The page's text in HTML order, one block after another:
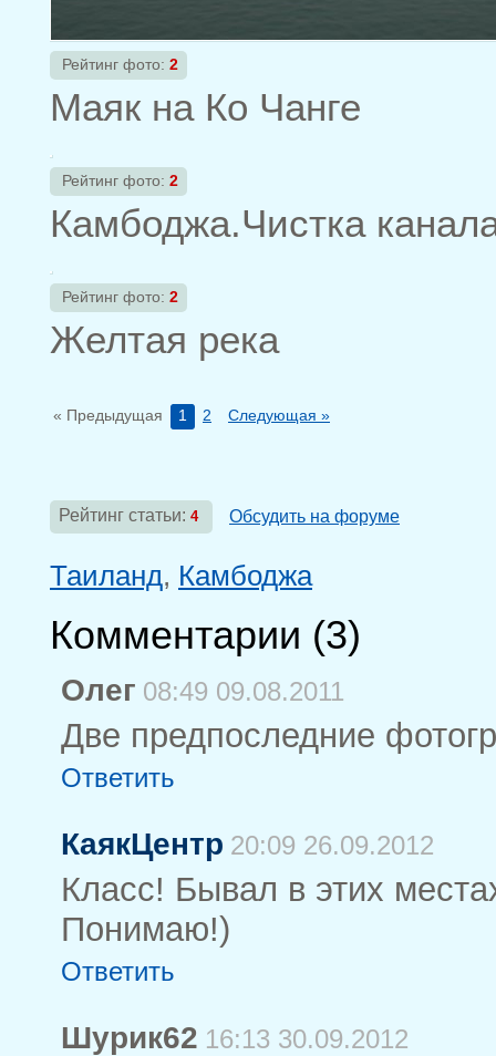
Рейтинг фото: 2
Маяк на Ко Чанге
Рейтинг фото: 2
Камбоджа.Чистка
Рейтинг фото: 2
Желтая река
« Предыдущая 1 2 Следующая »
Рейтинг статьи: 4 Обсудить на форуме
Таиланд, Камбоджа
Комментарии (3)
Олег 08:49 09.08.2011
Две предпоследние
Ответить
КаякЦентр 20:09 26.09.2012
Класс! Бывал в этих
Понимаю!)
Ответить
Шурик62 16:13 30.09.2012